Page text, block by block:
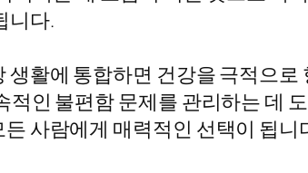
니다.
생활에 통합하면 건강을 극적으
적인 불편함 문제를 관리하는 데
사람에게 매력적인 선택이 됩니